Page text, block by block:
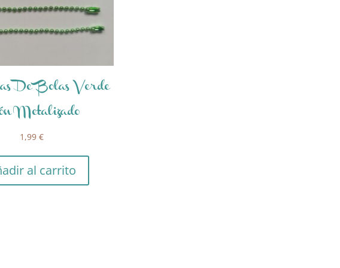
De Bolas Verde
Metalizado
1,99€
al carrito